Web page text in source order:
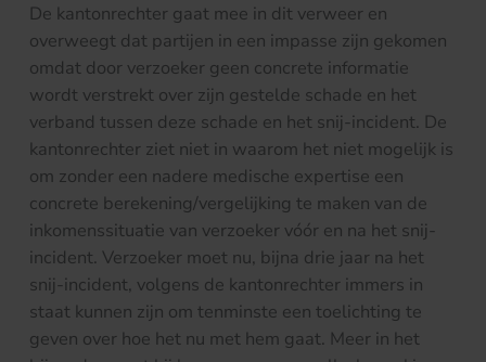
De kantonrechter gaat mee in dit verweer en
overweegt dat partijen in een impasse zijn gekomen
omdat door verzoeker geen concrete informatie
wordt verstrekt over zijn gestelde schade en het
verband tussen deze schade en het snij-incident. De
kantonrechter ziet niet in waarom het niet mogelijk is
om zonder een nadere medische expertise een
concrete berekening/vergelijking te maken van de
inkomenssituatie van verzoeker vóór en na het snij-
incident. Verzoeker moet nu, bijna drie jaar na het
snij-incident, volgens de kantonrechter immers in
staat kunnen zijn om tenminste een toelichting te
geven over hoe het nu met hem gaat. Meer in het